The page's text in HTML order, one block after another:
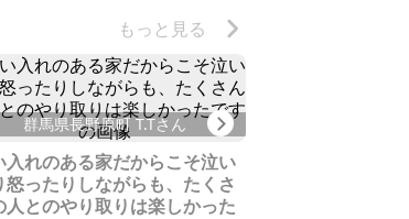
もっと見る
群馬県長野原町 T.Tさん
入れのある家だからこそ泣い
怒ったりしながらも、たくさ
人とのやり取りは楽しかった
Next